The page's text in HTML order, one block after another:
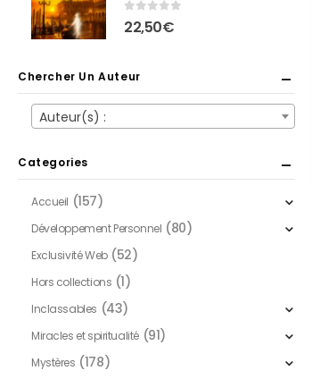
0 sur 5
22,50€
Chercher Un Auteur
Auteur(s) :
Categories
Accueil (157)
Développement Personnel (80)
Exclusivité Web (52)
Hors collections (1)
Inclassables (43)
Miracles et spiritualité (91)
Mystères (178)